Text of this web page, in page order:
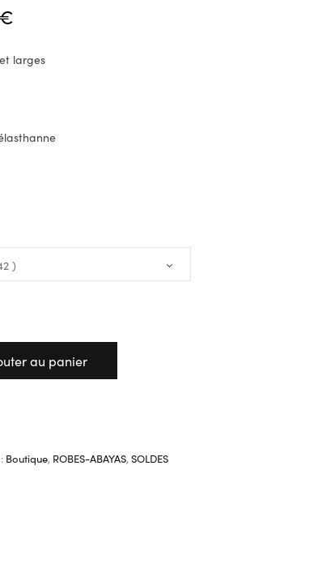
€
est :
10,90€.
larges
au panier
Boutique, ROBES-ABAYAS,SOLDES